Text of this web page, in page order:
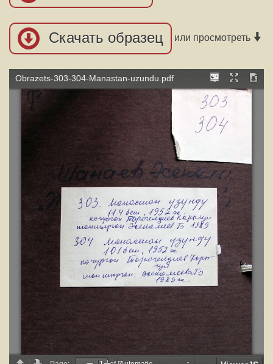
Скачать образец или просмотреть